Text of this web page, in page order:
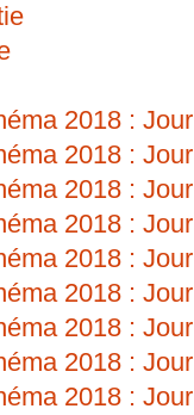
2018 :
2018 :
2018 :
2018 :
2018 :
2018 :
2018 :
2018 :
2018 :